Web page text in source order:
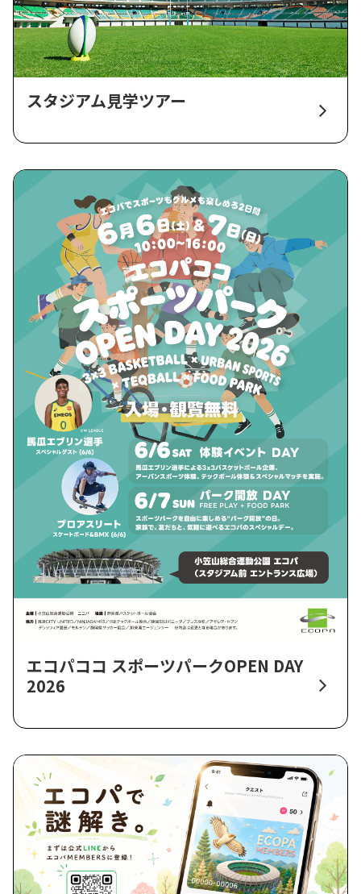
スタジアム見学ツアー
エコパココ スポーツパークOPEN DAY
2026